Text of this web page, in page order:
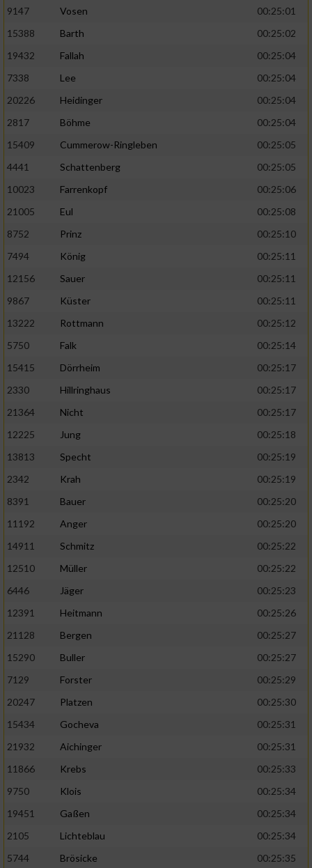
9147
Vosen
00:25:01
15388
Barth
00:25:02
19432
Fallah
00:25:04
7338
Lee
00:25:04
20226
Heidinger
00:25:04
2817
Böhme
00:25:04
15409
Cummerow-Ringleben
00:25:05
4441
Schattenberg
00:25:05
10023
Farrenkopf
00:25:06
21005
Eul
00:25:08
8752
Prinz
00:25:10
7494
König
00:25:11
12156
Sauer
00:25:11
9867
Küster
00:25:11
13222
Rottmann
00:25:12
5750
Falk
00:25:14
15415
Dörrheim
00:25:17
2330
Hillringhaus
00:25:17
21364
Nicht
00:25:17
12225
Jung
00:25:18
13813
Specht
00:25:19
2342
Krah
00:25:19
8391
Bauer
00:25:20
11192
Anger
00:25:20
14911
Schmitz
00:25:22
12510
Müller
00:25:22
6446
Jäger
00:25:23
12391
Heitmann
00:25:26
21128
Bergen
00:25:27
15290
Buller
00:25:27
7129
Forster
00:25:29
20247
Platzen
00:25:30
15434
Gocheva
00:25:31
21932
Aichinger
00:25:31
11866
Krebs
00:25:33
9750
Klois
00:25:34
19451
Gaßen
00:25:34
2105
Lichteblau
00:25:34
5744
Brösicke
00:25:35